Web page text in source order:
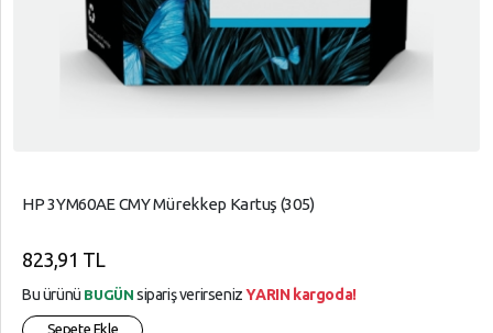
HP 3YM60AE CMY Mürekkep Kartuş (305)
823,91 TL
Bu ürünü BUGÜN sipariş verirsenizYARIN kargoda!
Sepete Ekle